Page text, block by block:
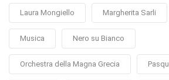
Laura Mongiello Margherita Sarli
Musica Nero su Bianco
Orchestra della Magna Grecia